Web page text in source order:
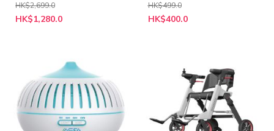
HK$2,699.0
特
殊
HK$1,280.0
HK$499.0
特
殊
HK$400.0